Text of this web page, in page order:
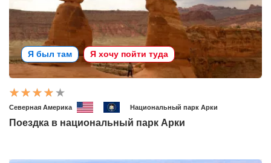
Я был там Я хочу пойти туда
Северная Америка Национальный парк Арки
Поездка в национальный парк Арки